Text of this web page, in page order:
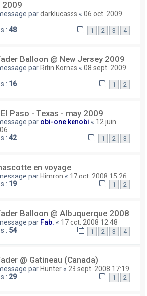
2009
pardarklucasss « 06 oct. 2009
: 48 1 2 3 4
Balloon @ New Jersey 2009
par Ritin Kornas « 08 sept. 2009
: 16 1 2
El Paso - Texas - may 2009
par obi-one kenobi « 12 juin
: 42 1 2 3
en voyage
par Himron « 17 oct. 2008 15:26
: 19 1 2
Balloon @ Albuquerque 2008
par Fab. « 17 oct. 2008 12:48
: 54 1 2 3 4
@ Gatineau (Canada)
parHunter « 23 sept. 2008 17:19
: 29 1 2